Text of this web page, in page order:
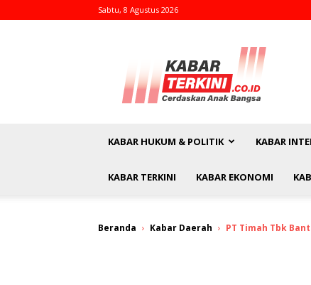
Sabtu, 8 Agustus 2026
kabarterkini.co.id
KABAR HUKUM & POLITIK KABAR
KABAR TERKINI KABAR EKONOMI
Beranda Kabar Daerah PT Timah Tbk